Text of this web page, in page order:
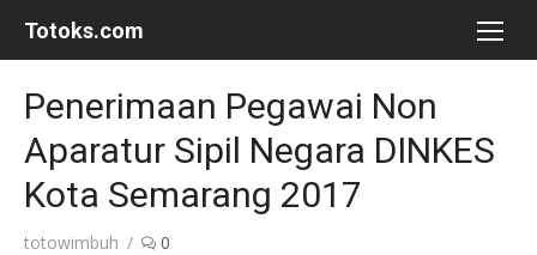
Totoks.com
Penerimaan Pegawai Non
Aparatur Sipil Negara DINKES
Kota Semarang 2017
Author
totowimbuh 0